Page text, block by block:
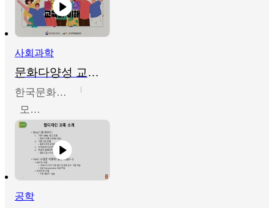
사회과학
문화다양성 교육의 이해
한국문화예술교육진흥원
모경환,성상환,정문성
공학